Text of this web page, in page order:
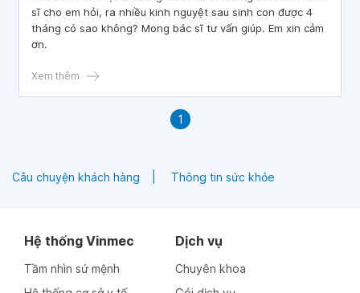
sĩ cho em hỏi, ra nhiều kinh nguyệt sau sinh con được 4
tháng có sao không? Mong bác sĩ tư vấn giúp. Em xin cảm
ơn.
Xem thêm
1
Câu chuyện khách hàng Thông tin sức khỏe
Hệ thống Vinmec
Tầm nhìn sứ mệnh
Dịch vụ
Chuyên khoa